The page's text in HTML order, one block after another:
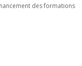
des formations